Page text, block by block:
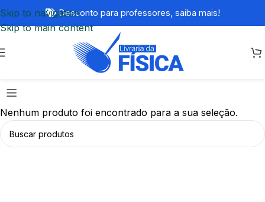
Skip to navigation
Skip to main content
Desconto para professores, saiba mais!
Nenhum produto foi encontrado para a sua seleção.